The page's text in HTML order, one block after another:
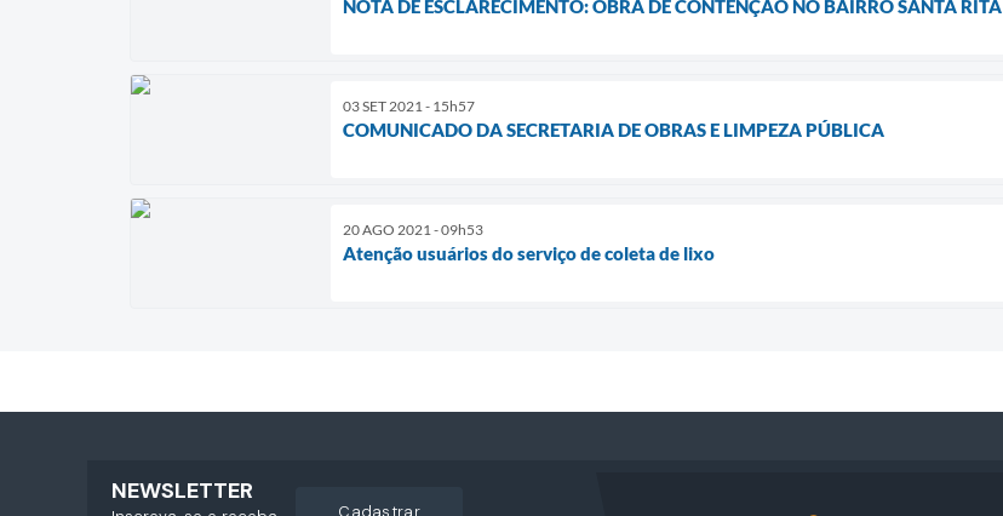
NOTA DE ESCLARECIMENTO: OBRA DE CONTENÇÃO NO BAIRRO SANTA RITA
03 SET 2021 - 15h57
COMUNICADO DA SECRETARIA DE OBRAS E LIMPEZA PÚBLICA
20 AGO 2021 - 09h53
Atenção usuários do serviço de coleta de lixo
NEWSLETTER
cadastrar